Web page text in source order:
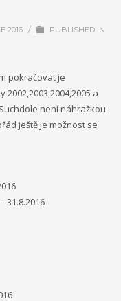
2016 /
PUBLISHED IN
pokračovat je
a
není náhražkou
ještě je možnost se
31.8.2016